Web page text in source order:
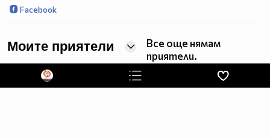
Producer:http://7talents.bg/
Facebook
Моите приятели
Все още нямам
приятели.